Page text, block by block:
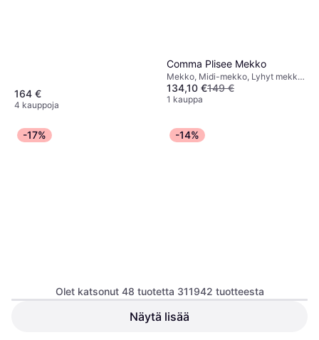
164 €
4 kauppoja
Comma Plisee Mekko
Mekko, Midi-mekko, Lyhyt mekko,
Pitkä mekko, Yksivärinen,
Materiaali: Polyesteri, Satiini
134,10 €149 €
1 kauppa
-17% -14%
Olet katsonut 48 tuotetta 311942 tuotteesta
Näytä lisää